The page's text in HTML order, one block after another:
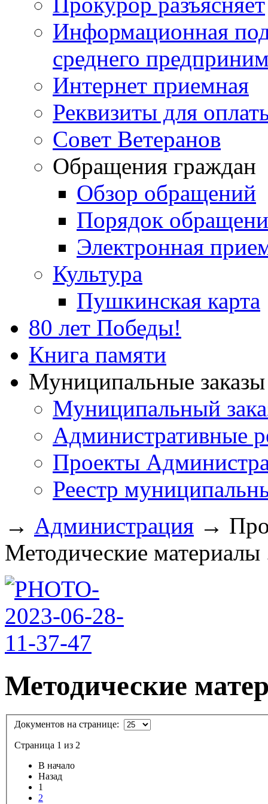
Информационная
среднего
Интернет приемная
Реквизиты для
Совет Ветеранов
Обращения граждан
Обзор обращений
Порядок
Электронная
Культура
Пушкинская карта
80 лет Победы!
Книга памяти
Муниципальные
Муниципальный
Административные
Проекты
Реестр
→ Администрация →
Методические материалы
Методические
Документов на странице:
Страница 1 из 2
В начало
Назад
1
2